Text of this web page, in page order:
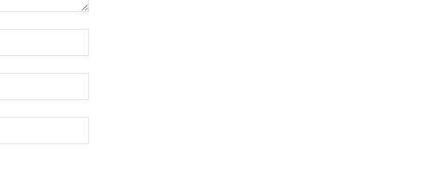
почта:*
Сайт: